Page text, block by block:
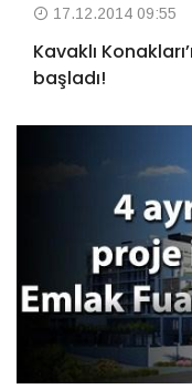
17.12.2014 09:55
Kavaklı
başladı!